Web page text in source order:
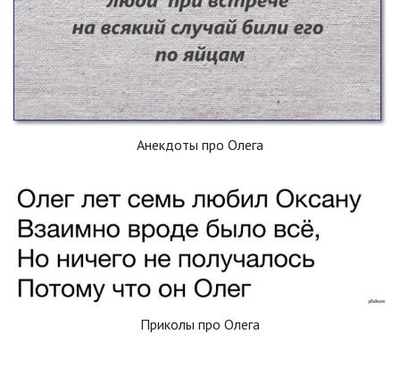
Анекдоты про Олега
Приколы про Олега